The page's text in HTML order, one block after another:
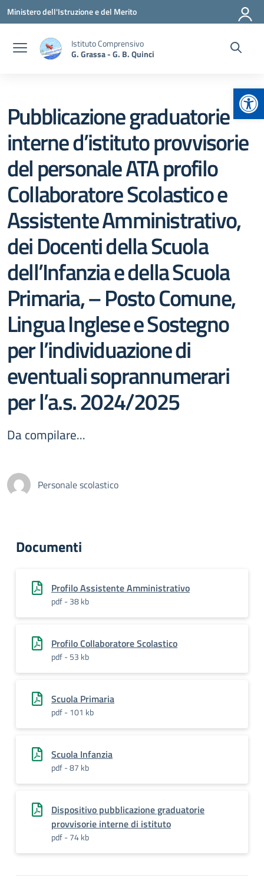
Vai ai contenuti
Vai al menu di navigazione
Vai al footer
Ministero dell'Istruzione e del Merito
Istituto Comprensivo
G. Grassa - G. B. Quinci
Pubblicazione graduatorie
interne d’istituto provvisorie
del personale ATA profilo
Collaboratore Scolastico e
Assistente Amministrativo,
dei Docenti della Scuola
dell’Infanzia e della Scuola
Primaria, – Posto Comune,
Lingua Inglese e Sostegno
per l’individuazione di
eventuali soprannumerari
per l’a.s. 2024/2025
Da compilare...
Personale scolastico
Documenti
Profilo Assistente Amministrativo
pdf - 38 kb
Profilo Collaboratore Scolastico
pdf - 53 kb
Scuola Primaria
pdf - 101 kb
Scuola Infanzia
pdf - 87 kb
Dispositivo pubblicazione graduatorie
provvisorie interne di istituto
pdf - 74 kb